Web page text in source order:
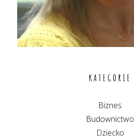
KATEGORIE
Biznes
Budownictwo
Dziecko